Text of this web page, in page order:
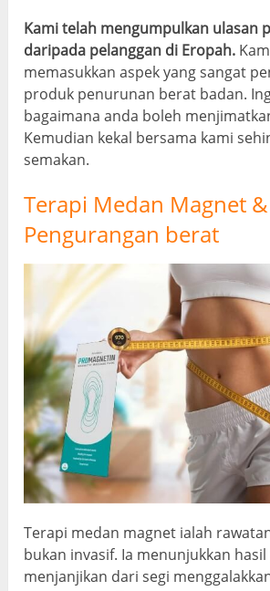
Kami telah mengumpulkan ulasan
daripada pelanggan di Eropah.
memasukkan aspek yang sangat
produk penurunan berat badan.
bagaimana anda boleh
Kemudian kekal bersama kami
semakan.
Terapi Medan Magnet &
Pengurangan berat
Terapi medan magnet ialah
bukan invasif. Ia menunjukkan hasil
menjanjikan dari segi